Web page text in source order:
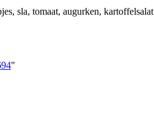
sla, tomaat, augurken,
"